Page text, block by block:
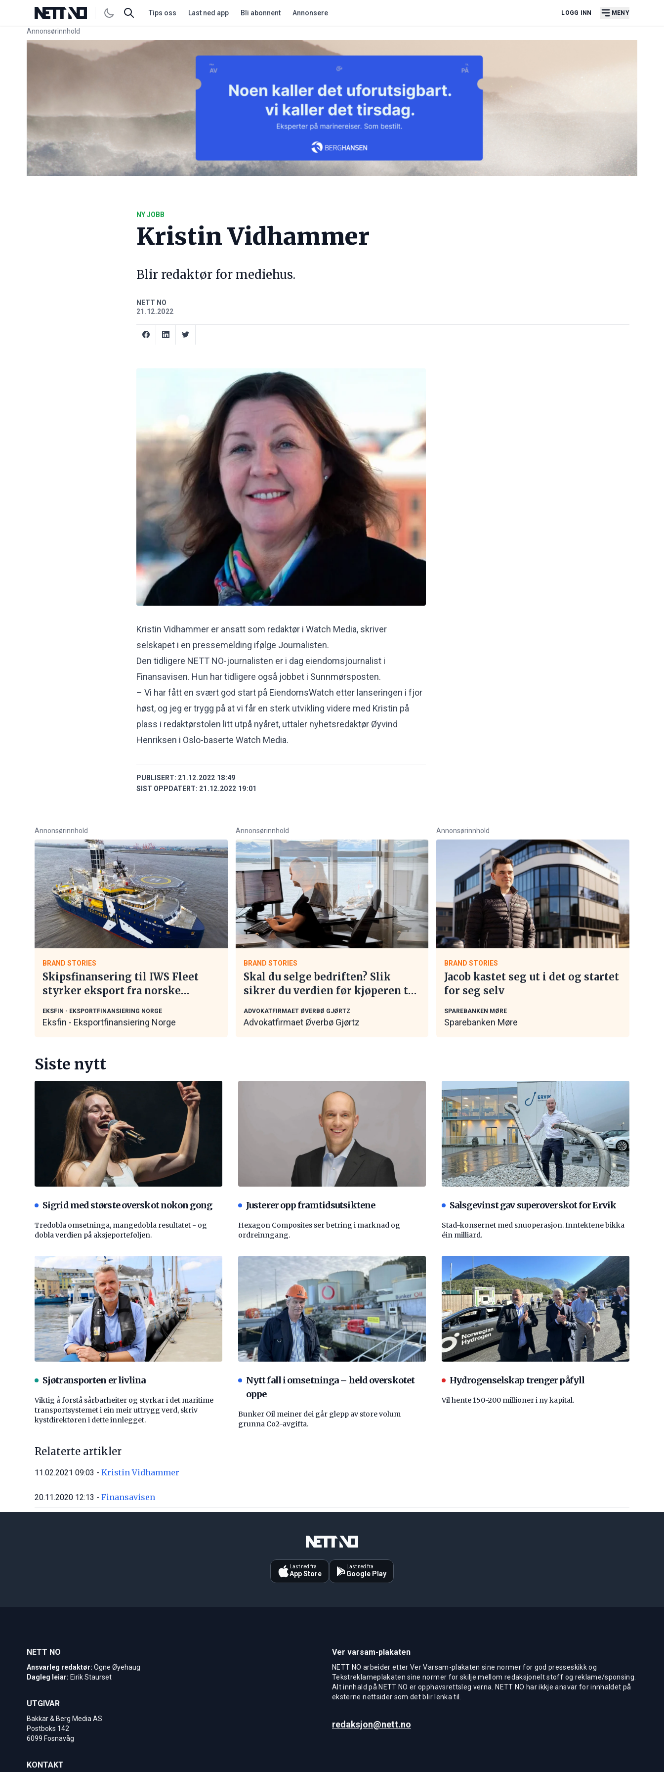
Tips oss Last ned app Bli abonnent Annonsere LOGG INN MENY
Annonsørinnhold
Link for annonse
NY JOBB
Kristin Vidhammer
Blir redaktør for mediehus.
NETT NO
21.12.2022
Kristin Vidhammer er ansatt som redaktør i Watch Media, skriver
selskapet i en pressemelding ifølge Journalisten.
Den tidligere NETT NO-journalisten er i dag eiendomsjournalist i
Finansavisen. Hun har tidligere også jobbet i Sunnmørsposten.
– Vi har fått en svært god start på EiendomsWatch etter lanseringen i fjor
høst, og jeg er trygg på at vi får en sterk utvikling videre med Kristin på
plass i redaktørstolen litt utpå nyåret, uttaler nyhetsredaktør Øyvind
Henriksen i Oslo-baserte Watch Media.
PUBLISERT: 21.12.2022 18:49
SIST OPPDATERT: 21.12.2022 19:01
Annonsørinnhold
BRAND STORIES
Skipsfinansering til IWS Fleet
styrker eksport fra norske
EKSFIN - EKSPORTFINANSIERING NORGE
Eksfin - Eksportfinansiering Norge
Annonsørinnhold
BRAND STORIES
Skal du selge bedriften? Slik
sikrer du verdien før kjøperen tar
ADVOKATFIRMAET ØVERBØ GJØRTZ
Advokatfirmaet Øverbø Gjørtz
Annonsørinnhold
BRAND STORIES
Jacob kastet seg ut i det og startet
for seg selv
SPAREBANKEN MØRE
Sparebanken Møre
Siste nytt
Sigrid med største overskot nokon gong
Tredobla omsetninga, mangedobla resultatet - og
dobla verdien på aksjeporteføljen.
Justerer opp framtidsutsiktene
Hexagon Composites ser betring i marknad og
ordreinngang.
Salsgevinst gav superoverskot for Ervik
Stad-konsernet med snuoperasjon. Inntektene bikka
éin milliard.
Sjøtransporten er livlina
Viktig å forstå ­sårbarheiter og styrkar i det maritime
transport­systemet i ein meir uttrygg verd, skriv
kystdirektøren i dette innlegget.
Nytt fall i omsetninga – held overskotet
oppe
Bunker Oil meiner dei går glepp av store volum
grunna Co2-avgifta.
Hydrogenselskap trenger påfyll
Vil hente 150-200 millioner i ny kapital.
Relaterte artikler
11.02.2021 09:03 - Kristin Vidhammer
20.11.2020 12:13 - Finansavisen
Last ned fra
App Store
Last ned fra
Google Play
NETT NO
Ansvarleg redaktør: Ogne Øyehaug
Dagleg leiar: Eirik Staurset
UTGIVAR
Bakkar & Berg Media AS
Postboks 142
6099 Fosnavåg
KONTAKT
Ver varsam-plakaten
NETT NO arbeider etter Ver Varsam-plakaten sine normer for god presseskikk og
Tekstreklameplakaten sine normer for skilje mellom redaksjonelt stoff og reklame/sponsing.
Alt innhald på NETT NO er opphavsrettsleg verna. NETT NO har ikkje ansvar for innhaldet på
eksterne nettsider som det blir lenka til.
redaksjon@nett.no